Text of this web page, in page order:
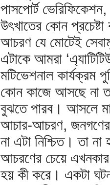
পাসপোর্ট
উৎখাতের কোন
আচরণ যে মোটেই
এটাকে আমরা
মটিভেশনাল কার্যক্রম
কোন কাজে আসছে না তা
বুঝতে পারব। আসলে
আচার-আচরণ, জনগণের
না এটা নিশ্চিত। তা
আচরণের চেয়ে
হয় কী করে। একটা